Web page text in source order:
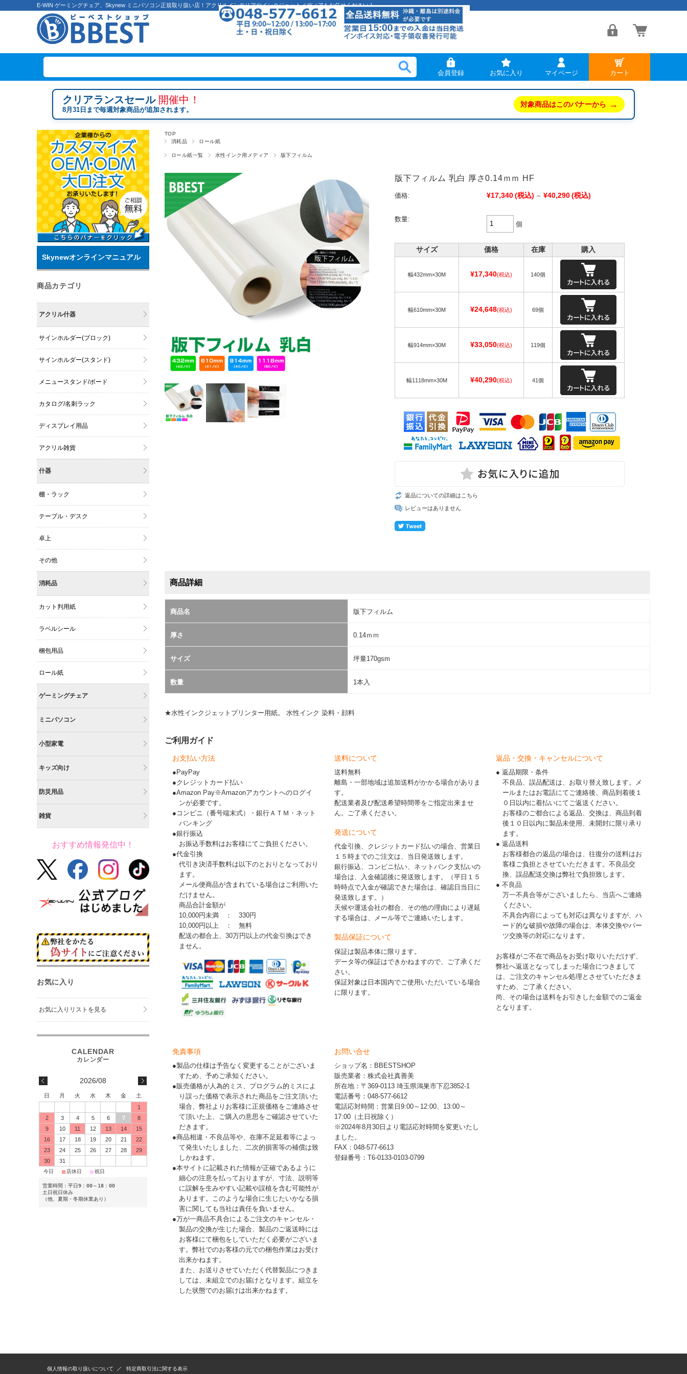
E-WIN ゲーミングチェア、Skynew ミニパソコン正規取り扱い店！アクリルインテリアやインクジェットメディアもお任せください！
会員登録 お気に入り マイページ カート
クリアランスセール 開催中！
8月31日まで毎週対象商品が追加されます。
対象商品はこのバナーから →
TOP
消耗品
ロール紙
ロール紙一覧 水性インク用メディア 版下フィルム
版下フィルム 乳白 厚さ0.14ｍｍ HF
価格: ¥17,340(税込) ～ ¥40,290(税込)
数量:
個
サイズ 価格 在庫 購入
幅432mm×30M ¥17,340(税込) 140個
幅610mm×30M ¥24,648(税込) 69個
幅914mm×30M ¥33,050(税込) 119個
幅1118mm×30M ¥40,290(税込) 41個
返品についての詳細はこちら
レビューはありません
商品詳細
商品名 版下フィルム
厚さ 0.14ｍｍ
サイズ 坪量170gsm
数量 1本入
★水性インクジェットプリンター用紙。 水性インク 染料・顔料
ご利用ガイド
お支払い方法
●PayPay
●クレジットカード払い
●Amazon Pay※Amazonアカウントへのログイ
ンが必要です。
●コンビニ（番号端末式）・銀行ＡＴＭ・ネット
バンキング
●銀行振込
お振込手数料はお客様にてご負担ください。
●代金引換
代引き決済手数料は以下のとおりとなっており
ます。
メール便商品が含まれている場合はご利用いた
だけません。
商品合計金額が
10,000円未満 ： 330円
10,000円以上 ： 無料
配送の都合上、30万円以上の代金引換はでき
ません。
送料について
送料無料
離島・一部地域は追加送料がかかる場合がありま
す。
配送業者及び配送希望時間帯をご指定出来ませ
ん。ご了承ください。
発送について
代金引換、クレジットカード払いの場合、営業日
１５時までのご注文は、当日発送致します。
銀行振込、コンビニ払い、ネットバンク支払いの
場合は、入金確認後に発送致します。（平日１５
時時点で入金が確認できた場合は、確認日当日に
発送致します。）
天候や運送会社の都合、その他の理由により遅延
する場合は、メール等でご連絡いたします。
製品保証について
保証は製品本体に限ります。
データ等の保証はできかねますので、ご了承くだ
さい。
保証対象は日本国内でご使用いただいている場合
に限ります。
返品・交換・キャンセルについて
● 返品期限・条件
不良品、誤品配送は、お取り替え致します。メ
ールまたはお電話にてご連絡後、商品到着後１
０日以内に着払いにてご返送ください。
お客様のご都合による返品、交換は、商品到着
後１０日以内に製品未使用、未開封に限り承り
ます。
● 返品送料
お客様都合の返品の場合は、往復分の送料はお
客様ご負担とさせていただきます。不良品交
換、誤品配送交換は弊社で負担致します。
● 不良品
万一不具合等がございましたら、当店へご連絡
ください。
不具合内容によっても対応は異なりますが、ハ
ード的な破損や故障の場合は、本体交換やパー
ツ交換等の対応になります。
お客様がご不在で商品をお受け取りいただけず、
弊社へ返送となってしまった場合につきまして
は、ご注文のキャンセル処理とさせていただきま
すため、ご了承ください。
尚、その場合は送料をお引きした金額でのご返金
となります。
免責事項
●製品の仕様は予告なく変更することがございま
すため、予めご承知ください。
●販売価格が人為的ミス、プログラム的ミスによ
り誤った価格で表示された商品をご注文頂いた
場合、弊社よりお客様に正規価格をご連絡させ
て頂いた上、ご購入の意思をご確認させていた
だきます。
●商品相違・不良品等や、在庫不足延着等によっ
て発生いたしました、二次的損害等の補償は致
しかねます。
●本サイトに記載された情報が正確であるように
細心の注意を払っておりますが、寸法、説明等
に誤解を生みやすい記載や誤植を含む可能性が
あります。このような場合に生じたいかなる損
害に関しても当社は責任を負いません。
●万が一商品不具合によるご注文のキャンセル・
製品の交換が生じた場合、製品のご返送時には
お客様にて梱包をしていただく必要がございま
す。弊社でのお客様の元での梱包作業はお受け
出来かねます。
また、お送りさせていただく代替製品につきま
しては、未組立でのお届けとなります。組立を
した状態でのお届けは出来かねます。
お問い合せ
ショップ名：BBESTSHOP
販売業者：株式会社真善美
所在地：〒369-0113 埼玉県鴻巣市下忍3852-1
電話番号：048-577-6612
電話応対時間：営業日9:00～12:00、13:00～
17:00（土日祝除く）
※2024年8月30日より電話応対時間を変更いたし
ました。
FAX：048-577-6613
登録番号：T6-0133-0103-0799
Skynewオンラインマニュアル
商品カテゴリ
アクリル什器
サインホルダー(ブロック)
サインホルダー(スタンド)
メニュースタンド/ボード
カタログ/名刺ラック
ディスプレイ用品
アクリル雑貨
什器
棚・ラック
テーブル・デスク
卓上
その他
消耗品
カット判用紙
ラベルシール
梱包用品
ロール紙
ゲーミングチェア
ミニパソコン
小型家電
キッズ向け
防災用品
雑貨
おすすめ情報発信中！
お気に入り
お気に入りリストを見る
2026/08
日 月 火 水 木 金
土
1
2
3 4 5 6 7
8
9
10 11 12 13 14
15
16
17 18 19 20 21
22
23
24 25 26 27 28
29
30
31
今日 ■ 店休日 ■ 祝日
営業時間：平日9：00～18：00
土日祝日休み
（他、夏期・冬期休業あり）
個人情報の取り扱いについて 特定商取引法に関する表示